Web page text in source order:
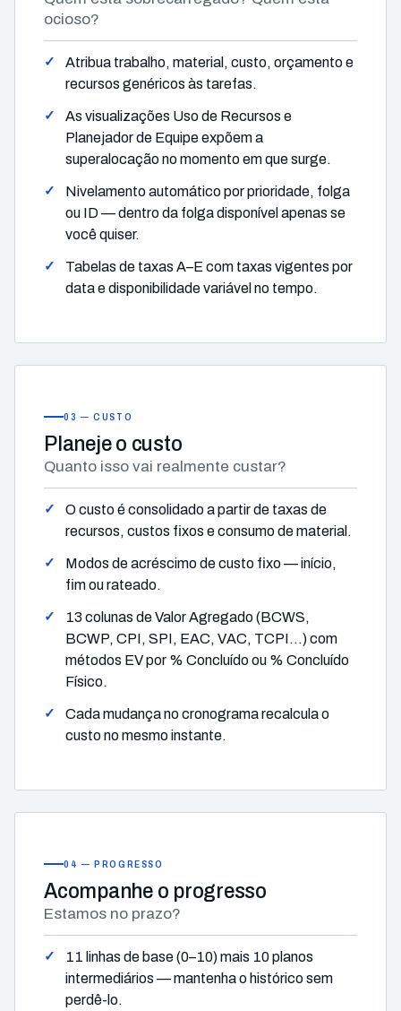
ocioso?
Atribua trabalho, material, custo, orçamento e
recursos genéricos às tarefas.
As visualizações Uso de Recursos e
Planejador de Equipe expõem a
superalocação no momento em que surge.
Nivelamento automático por prioridade, folga
ou ID — dentro da folga disponível apenas se
você quiser.
Tabelas de taxas A–E com taxas vigentes por
data e disponibilidade variável no tempo.
03 — CUSTO
Planejeo custo
Quanto isso vai realmente custar?
O custo é consolidado a partir de taxas de
recursos, custos fixos e consumo de material.
Modos de acréscimo de custo fixo — início,
fim ou rateado.
13 colunas de Valor Agregado (BCWS,
BCWP, CPI, SPI, EAC, VAC, TCPI…) com
métodos EV por % Concluído ou % Concluído
Físico.
Cada mudança no cronograma recalcula o
custo no mesmo instante.
04 — PROGRESSO
Acompanhe o progresso
Estamos no prazo?
11 linhas de base (0–10) mais 10 planos
intermediários — mantenha o histórico sem
perdê-lo.